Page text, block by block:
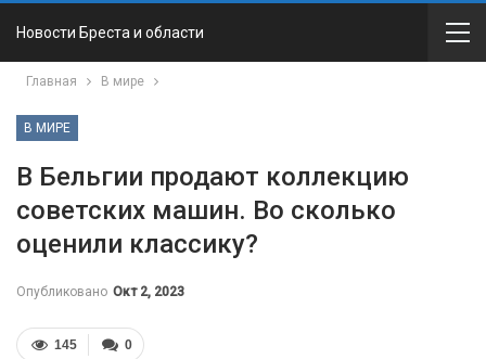
Новости Бреста и области
Главная В мире
В МИРЕ
В Бельгии продают коллекцию
советских машин. Во сколько
оценили классику?
Опубликовано Окт 2, 2023
0
145